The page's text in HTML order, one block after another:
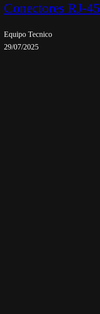
Conectores RJ-45
Equipo Tecnico
29/07/2025